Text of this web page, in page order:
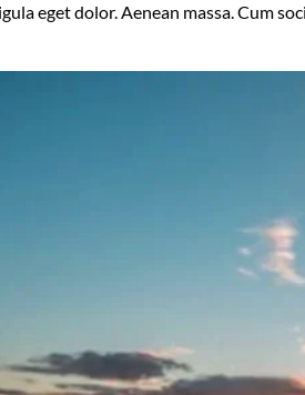
eget dolor. Aenean massa. Cum